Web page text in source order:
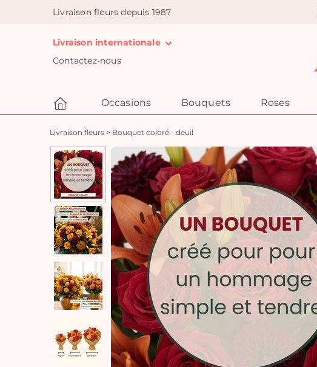
Livraison fleurs depuis 1987
Livraison internationale
Contactez-nous
Occasions Bouquets Roses
Livraison fleurs > Bouquet coloré - deuil